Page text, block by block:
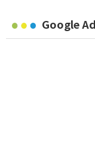
Google